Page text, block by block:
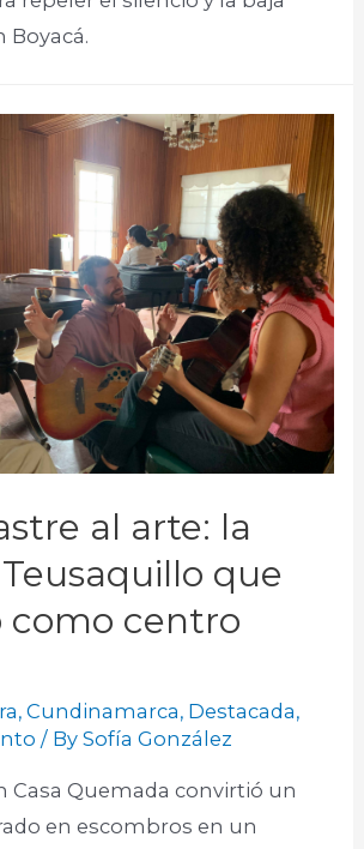
Boyacá.​
al arte: la
que
como centro
,Cundinamarca, Destacada,
/ BySofía González
Casa Quemada convirtió un
en escombros en un